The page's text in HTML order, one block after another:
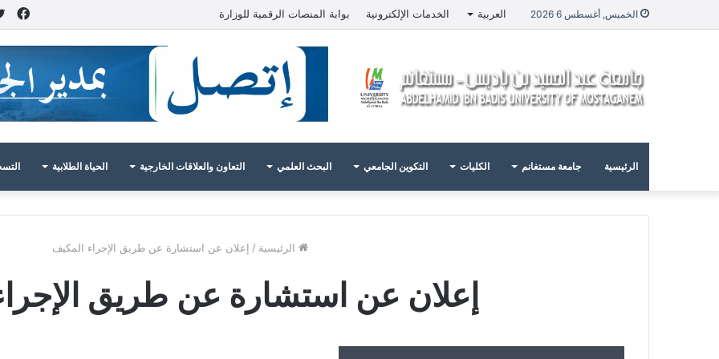
الخميس, أغسطس 6 2026 العربية الخدمات الإلكترونية بوابة المنصات الرقمية للوزارة
الرئيسية جامعة مستغانم الكليات التكوين الجامعي البحث العلمي التعاون والعلاقات الخارجية الحياة الطلابية
الرئيسية / إعلان عن استشارة عن طريق الإجراء المكيف
إعلان عن استشارة عن طريق